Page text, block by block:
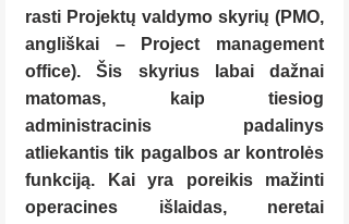
rasti Projektų valdymo skyrių (PMO,
angliškai – Project management
office). Šis skyrius labai dažnai
matomas, kaip tiesiog
administracinis padalinys
atliekantis tik pagalbos ar kontrolės
funkciją. Kai yra poreikis mažinti
operacines išlaidas, neretai